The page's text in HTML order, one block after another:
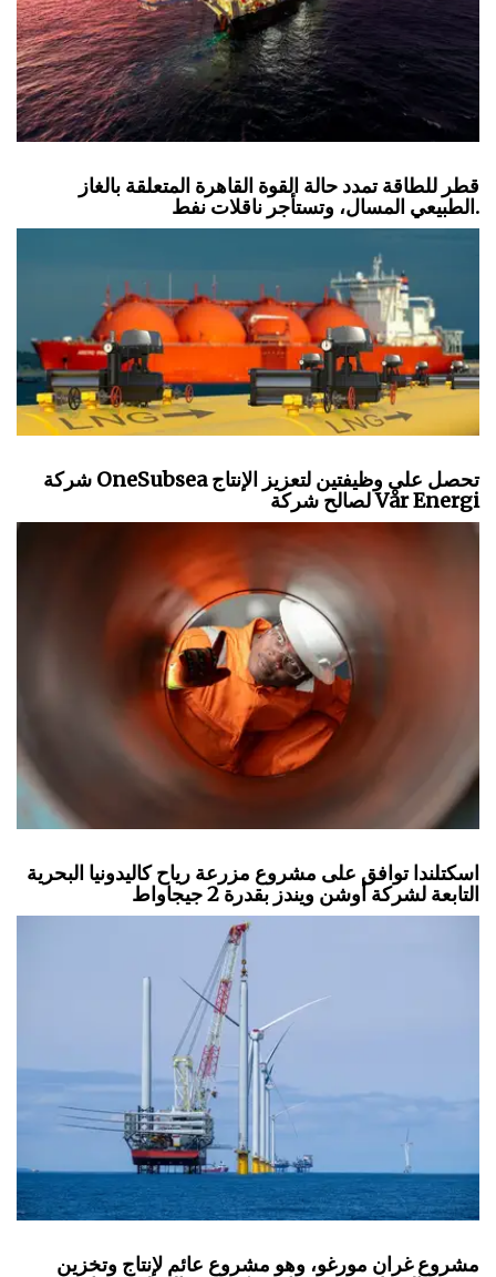
قطر للطاقة تمدد حالة القوة القاهرة المتعلقة بالغاز
الطبيعي المسال، وتستأجر ناقلات نفط.
شركة OneSubsea تحصل على وظيفتين لتعزيز الإنتاج
لصالح شركة Vår Energi
اسكتلندا توافق على مشروع مزرعة رياح كاليدونيا البحرية
التابعة لشركة أوشن ويندز بقدرة 2 جيجاواط
مشروع غران مورغو، وهو مشروع عائم لإنتاج وتخزين